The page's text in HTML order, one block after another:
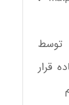
توسط
قرار